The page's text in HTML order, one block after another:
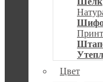
Цвет